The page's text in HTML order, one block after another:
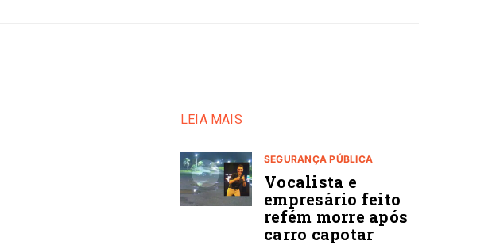
LEIA MAIS
SEGURANÇA PÚBLICA
Vocalista e
empresário feito
refém morre após
carro capotar